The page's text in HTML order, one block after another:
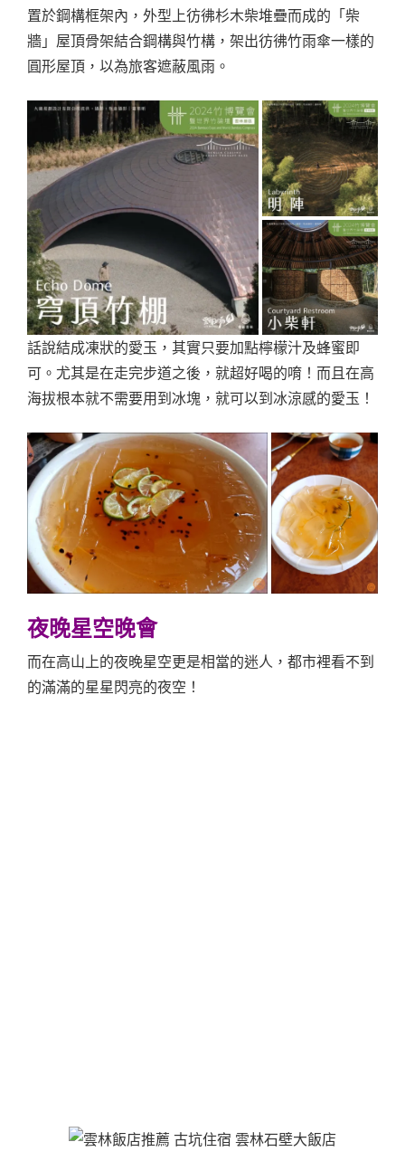
置於鋼構框架內，外型上彷彿杉木柴堆疊而成的「柴
牆」屋頂骨架結合鋼構與竹構，架出彷彿竹雨傘一樣的
圓形屋頂，以為旅客遮蔽風雨。
話說結成凍狀的愛玉，其實只要加點檸檬汁及蜂蜜即
可。尤其是在走完步道之後，就超好喝的唷！而且在高
海拔根本就不需要用到冰塊，就可以到冰涼感的愛玉！
夜晚星空晚會
而在高山上的夜晚星空更是相當的迷人，都市裡看不到
的滿滿的星星閃亮的夜空！